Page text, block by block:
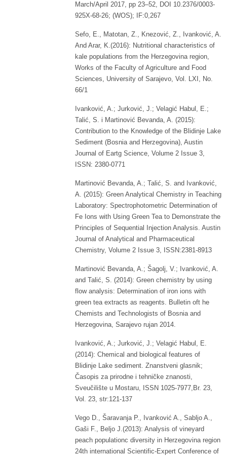
March/April 2017, pp 23–52, DOI 10.2376/0003-
925X-68-26; (WOS); IF:0,267
Sefo, E., Matotan, Z., Knezović, Z., Ivanković, A.
And Arar, K.(2016): Nutritional characteristics of
kale populations from the Herzegovina region,
Works of the Faculty of Agriculture and Food
Sciences, University of Sarajevo, Vol. LXI, No.
66/1
Ivanković, A.; Jurković, J.; Velagić Habul, E.;
Talić, S. i Martinović Bevanda, A. (2015):
Contribution to the Knowledge of the Blidinje Lake
Sediment (Bosnia and Herzegovina), Austin
Journal of Eartg Science, Volume 2 Issue 3,
ISSN: 2380-0771
Martinović Bevanda, A.; Talić, S. and Ivanković,
A. (2015): Green Analytical Chemistry in Teaching
Laboratory: Spectrophotometric Determination of
Fe Ions with Using Green Tea to Demonstrate the
Principles of Sequential Injection Analysis. Austin
Journal of Analytical and Pharmaceutical
Chemistry, Volume 2 Issue 3, ISSN:2381-8913
Martinović Bevanda, A.; Šagolj, V.; Ivanković, A.
and Talić, S. (2014): Green chemistry by using
flow analysis: Determination of iron ions with
green tea extracts as reagents. Bulletin oft he
Chemists and Technologists of Bosnia and
Herzegovina, Sarajevo rujan 2014.
Ivanković, A.; Jurković, J.; Velagić Habul, E.
(2014): Chemical and biological features of
Blidinje Lake sediment. Znanstveni glasnik;
Časopis za prirodne i tehničke znanosti,
Sveučilište u Mostaru, ISSN 1025-7977,Br. 23,
Vol. 23, str:121-137
Vego D., Šaravanja P., Ivanković A., Sabljo A.,
Gaši F., Beljo J.(2013): Analysis of vineyard
peach populationc diversity in Herzegovina region
24th international Scientific-Expert Conference of